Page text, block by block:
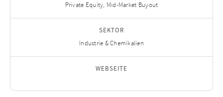
Private Equity, Mid-Market Buyout
SEKTOR
Industrie & Chemikalien
WEBSEITE